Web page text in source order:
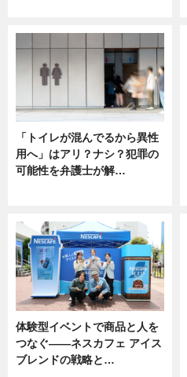
「トイレが混んでるから異性
用へ」はアリ？ナシ？犯罪の
可能性を弁護士が解…
体験型イベントで商品と人を
つなぐ――ネスカフェ アイス
ブレンドの戦略と…